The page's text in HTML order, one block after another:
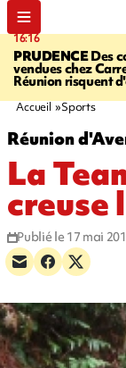
16:16
PRUDENCEDes
vendues chez
Réunion risquent
Accueil Sports
Réunion
La
creuse
Publié le 17 mai